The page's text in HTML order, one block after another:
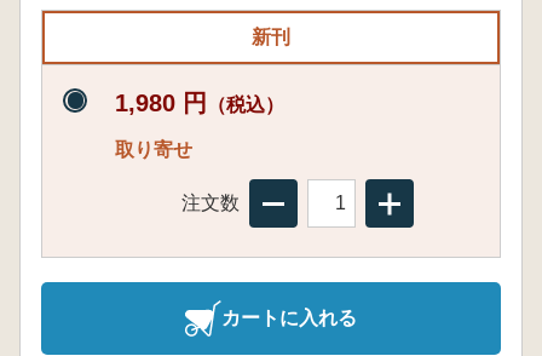
新刊
1,980 円 （税込）
取り寄せ
注文数
カートに入れる